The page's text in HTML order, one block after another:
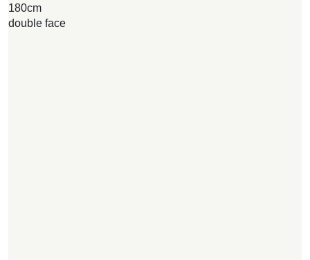
180cm
double face